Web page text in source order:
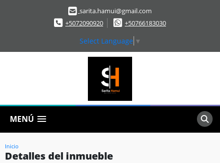
sarita.hamui@gmail.com
+5072090920
+50766183030
Select Language ▼
MENÚ
Inicio
Detalles del inmueble